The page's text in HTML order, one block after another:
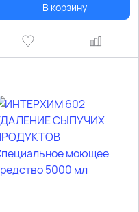
В корзину